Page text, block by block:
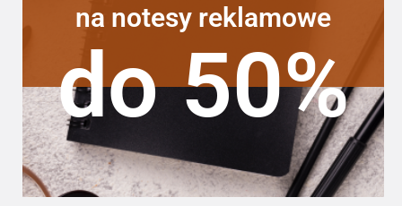
na notesy reklamowe
do 50%